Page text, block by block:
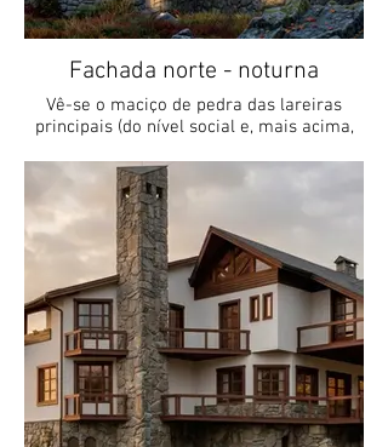
Fachada norte - noturna
Vê-se o maciço de pedra das lareiras
principais (do nível social e, mais acima,